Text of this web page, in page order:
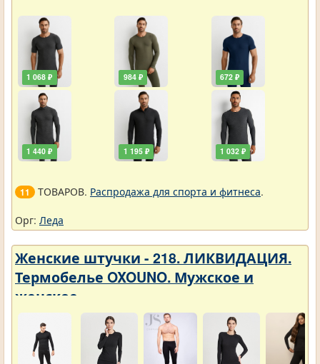
1 068 ₽
1 440 ₽
984 ₽
1 195 ₽
672 ₽
1 032 ₽
11 ТОВАРОВ. Распродажа для спорта и фитнеса.
Орг: Леда
Женские штучки - 218. ЛИКВИДАЦИЯ.
Термобелье OXOUNO. Мужское и
женское